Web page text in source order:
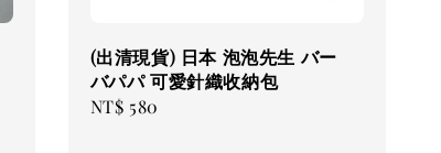
(出清現貨) 日本 泡泡先生 バー
バパパ 可愛針織收納包
Regular
NT$ 580